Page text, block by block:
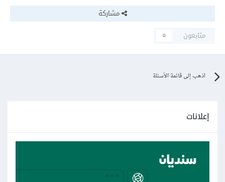
مشاركة
متابعون
0
اذهب إلى قائمة الأسئلة
إعلانات